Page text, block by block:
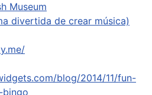
Museum
divertida de crear música)
blog/2014/11/fun-